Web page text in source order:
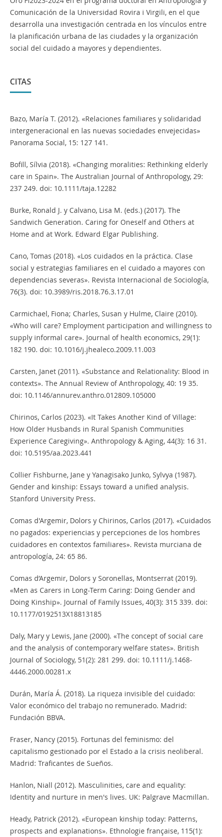
Comunicación de la Universidad Rovira i Virgili, en el que
desarrolla una investigación centrada en los vínculos entre
la planificación urbana de las ciudades y la organización
social del cuidado a mayores y dependientes.
CITAS
Bazo, María T. (2012). «Relaciones familiares y solidaridad
intergeneracional en las nuevas sociedades envejecidas»
Panorama Social, 15: 127 141.
Bofill, Sílvia (2018). «Changing moralities: Rethinking elderly
care in Spain». The Australian Journal of Anthropology, 29:
237 249. doi: 10.1111/taja.12282
Burke, Ronald J. y Calvano, Lisa M. (eds.) (2017). The
Sandwich Generation. Caring for Oneself and Others at
Home and at Work. Edward Elgar Publishing.
Cano, Tomas (2018). «Los cuidados en la práctica. Clase
social y estrategias familiares en el cuidado a mayores con
dependencias severas». Revista Internacional de Sociología,
76(3). doi: 10.3989/ris.2018.76.3.17.01
Carmichael, Fiona; Charles, Susan y Hulme, Claire (2010).
«Who will care? Employment participation and willingness to
supply informal care». Journal of health economics, 29(1):
182 190. doi: 10.1016/j.jhealeco.2009.11.003
Carsten, Janet (2011). «Substance and Relationality: Blood in
contexts». The Annual Review of Anthropology, 40: 19 35.
doi: 10.1146/annurev.anthro.012809.105000
Chirinos, Carlos (2023). «It Takes Another Kind of Village:
How Older Husbands in Rural Spanish Communities
Experience Caregiving». Anthropology & Aging, 44(3): 16 31.
doi: 10.5195/aa.2023.441
Collier Fishburne, Jane y Yanagisako Junko, Sylvya (1987).
Gender and kinship: Essays toward a unified analysis.
Stanford University Press.
Comas d'Argemir, Dolors y Chirinos, Carlos (2017). «Cuidados
no pagados: experiencias y percepciones de los hombres
cuidadores en contextos familiares». Revista murciana de
antropología, 24: 65 86.
Comas d’Argemir, Dolors y Soronellas, Montserrat (2019).
«Men as Carers in Long-Term Caring: Doing Gender and
Doing Kinship». Journal of Family Issues, 40(3): 315 339. doi:
10.1177/0192513X18813185
Daly, Mary y Lewis, Jane (2000). «The concept of social care
and the analysis of contemporary welfare states». British
Journal of Sociology, 51(2): 281 299. doi: 10.1111/j.1468-
4446.2000.00281.x
Durán, María Á. (2018). La riqueza invisible del cuidado:
Valor económico del trabajo no remunerado. Madrid:
Fundación BBVA.
Fraser, Nancy (2015). Fortunas del feminismo: del
capitalismo gestionado por el Estado a la crisis neoliberal.
Madrid: Traficantes de Sueños.
Hanlon, Niall (2012). Masculinities, care and equality:
Identity and nurture in men's lives. UK: Palgrave Macmillan.
Heady, Patrick (2012). «European kinship today: Patterns,
prospects and explanations». Ethnologie française, 115(1):